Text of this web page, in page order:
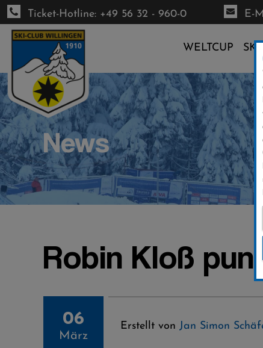
Direkt
zum
Inhalt
Ticket-Hotline: +49 56 32 - 960-0 E-
WELTCUP
News
Robin Kloß
06
März
Erstellt von Jan Simon